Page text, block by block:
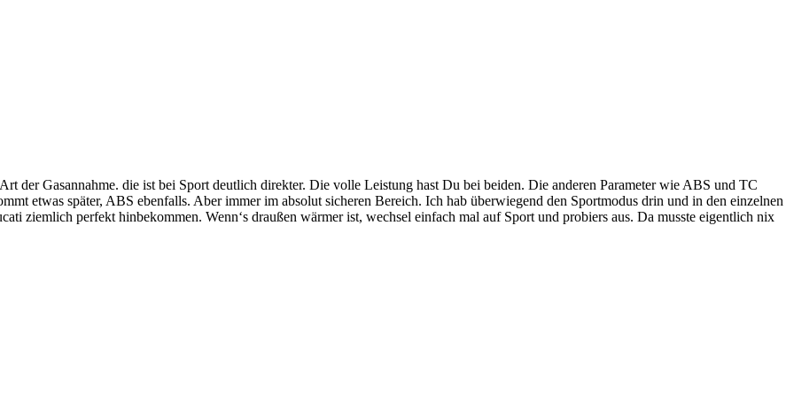
der Gasannahme. die ist bei Sport deutlich direkter. Die volle Leistung hast Du bei beiden. Die anderen Parameter wie ABS und TC
etwas später, ABS ebenfalls. Aber immer im absolut sicheren Bereich. Ich hab überwiegend den Sportmodus drin und in den einzelnen
ziemlich perfekt hinbekommen. Wenn‘s draußen wärmer ist, wechsel einfach mal auf Sport und probiers aus. Da musste eigentlich nix